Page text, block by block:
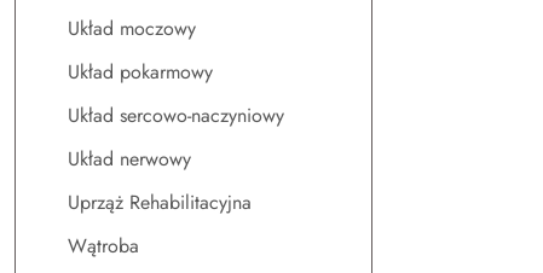
Układ moczowy
Układ pokarmowy
Układ sercowo-naczyniowy
Układ nerwowy
Uprząż Rehabilitacyjna
Wątroba